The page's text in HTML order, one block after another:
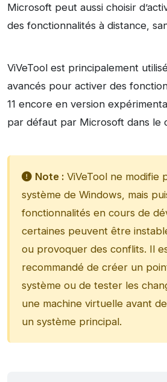
Microsoft peut aussi choisir
des fonctionnalités à distance,
ViVeTool est principalement
avancés pour activer des
11 encore en version
par défaut par Microsoft dans le
Note : ViVeTool ne modifie
système de Windows, mais
fonctionnalités en cours de
certaines peuvent être
ou provoquer des conflits. Il
recommandé de créer un
système ou de tester les
une machine virtuelle avant
un système principal.